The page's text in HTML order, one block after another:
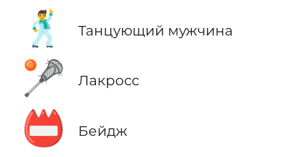
🕺 Танцующий мужчина
🥍 Лакросс
📛 Бейдж